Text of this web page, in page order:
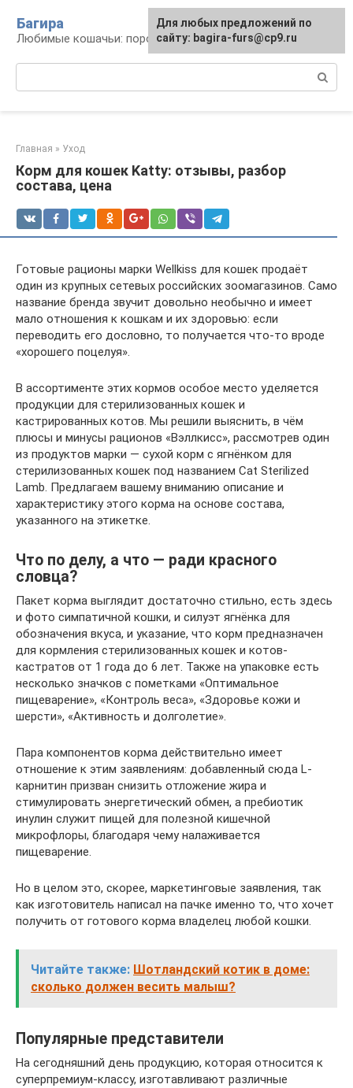
контенту
Багира
Любимые кошачьи: породы, содержание, уход
Главная » Уход
Корм для кошек Katty: отзывы, разбор
состава, цена
Готовые рационы марки Wellkiss для кошек продаёт
один из крупных сетевых российских зоомагазинов. Само
название бренда звучит довольно необычно и имеет
мало отношения к кошкам и их здоровью: если
переводить его дословно, то получается что-то вроде
«хорошего поцелуя».
В ассортименте этих кормов особое место уделяется
продукции для стерилизованных кошек и
кастрированных котов. Мы решили выяснить, в чём
плюсы и минусы рационов «Вэллкисс», рассмотрев один
из продуктов марки — сухой корм с ягнёнком для
стерилизованных кошек под названием Cat Sterilized
Lamb. Предлагаем вашему вниманию описание и
характеристику этого корма на основе состава,
указанного на этикетке.
Что по делу, а что — ради красного
словца?
Пакет корма выглядит достаточно стильно, есть здесь
и фото симпатичной кошки, и силуэт ягнёнка для
обозначения вкуса, и указание, что корм предназначен
для кормления стерилизованных кошек и котов-
кастратов от 1 года до 6 лет. Также на упаковке есть
несколько значков с пометками «Оптимальное
пищеварение», «Контроль веса», «Здоровье кожи и
шерсти», «Активность и долголетие».
Пара компонентов корма действительно имеет
отношение к этим заявлениям: добавленный сюда L-
карнитин призван снизить отложение жира и
стимулировать энергетический обмен, а пребиотик
инулин служит пищей для полезной кишечной
микрофлоры, благодаря чему налаживается
пищеварение.
Но в целом это, скорее, маркетинговые заявления, так
как изготовитель написал на пачке именно то, что хочет
получить от готового корма владелец любой кошки.
Читайте также: Шотландский котик в доме:
сколько должен весить малыш?
Популярные представители
На сегодняшний день продукцию, которая относится к
суперпремиум-классу, изготавливают различные
Для любых предложений по
сайту: bagira-furs@cp9.ru